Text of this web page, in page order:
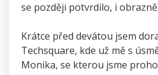
se později potvrdilo, i
Krátce před devátou jsem
Techsquare, kde už mě s
Monika, se kterou jsme